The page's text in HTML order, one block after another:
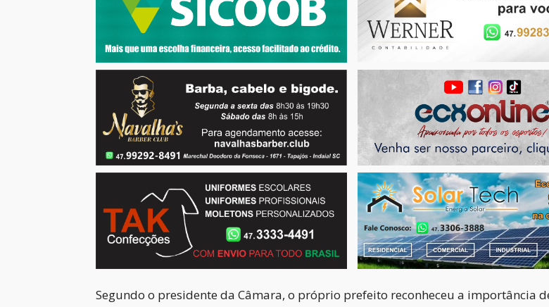
Segundo o presidente da Câmara, o próprio prefeito reconheceu a importância